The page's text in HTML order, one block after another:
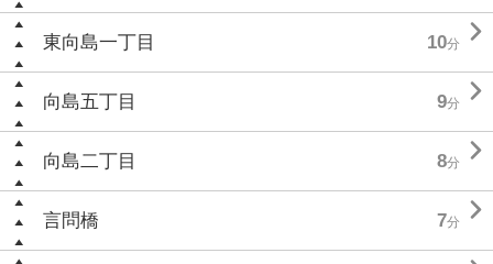
東向島一丁目 10分 
向島五丁目 9分 
向島二丁目 8分 
言問橋 7分 